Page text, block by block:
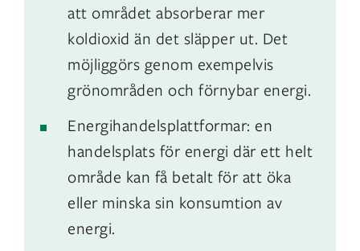
att området absorberar mer
koldioxid än det släpper ut. Det
möjliggörs genom exempelvis
grönområden och förnybar energi.
Energihandelsplattformar: en
handelsplats för energi där ett helt
område kan få betalt för att öka
eller minska sin konsumtion av
energi.